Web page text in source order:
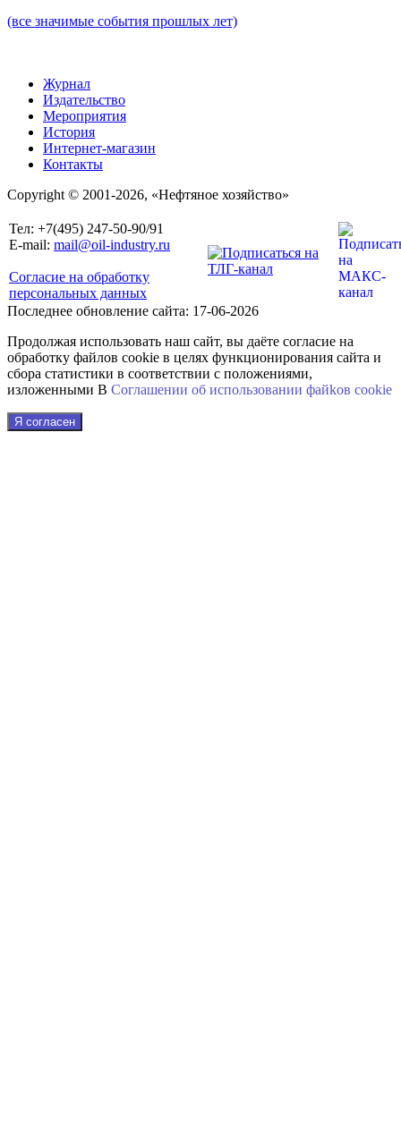
(все значимые события прошлых лет)
Журнал
Издательство
Мероприятия
История
Интернет-магазин
Контакты
Copyright © 2001-2026, «Нефтяное хозяйство»
Тел: +7(495) 247-50-90/91
E-mail: mail@oil-industry.ru
Согласие на обработку
персональных данных
Последнее обновление сайта: 17-06-2026
Продолжая использовать наш сайт, вы даёте согласие на
обработку файлов cookie в целях функционирования сайта и
сбора статистики в соответствии с положениями,
изложенными В Соглашении об использовании файkов cookie
Я согласен